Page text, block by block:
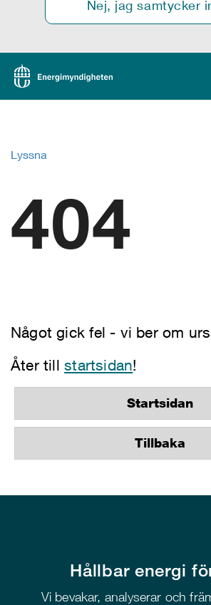
Nej, jag samtycker
Lyssna
404
Något gick fel - vi ber om
Åter tillstartsidan!
Startsidan
Tillbaka
Hållbar energi
Vi bevakar, analyserar och